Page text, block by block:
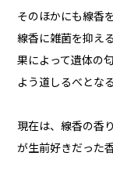
そのほかにも線香
線香に雑菌を抑え
果によって遺体の
よう道しるべとな
現在は、線香の香
が生前好きだった